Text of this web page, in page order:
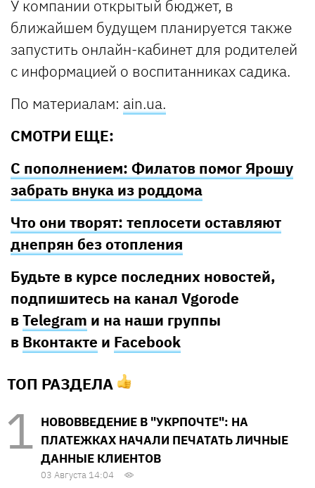
У компании открытый бюджет, в
ближайшем будущем планируется также
запустить онлайн-кабинет для родителей
с информацией о воспитанниках садика.
По материалам: ain.ua.
СМОТРИ ЕЩЕ:
С пополнением: Филатов помог Ярошу
забрать внука из роддома
Что они творят: теплосети оставляют
днепрян без отопления
Будьте в курсе последних новостей,
подпишитесь на канал Vgorode
вTelegram и на наши группы
в Вконтакте и Facebook
ТОП РАЗДЕЛА
НОВОВВЕДЕНИЕ В "УКРПОЧТЕ": НА
ПЛАТЕЖКАХ НАЧАЛИ ПЕЧАТАТЬ ЛИЧНЫЕ
ДАННЫЕ КЛИЕНТОВ
03 Августа 14:04